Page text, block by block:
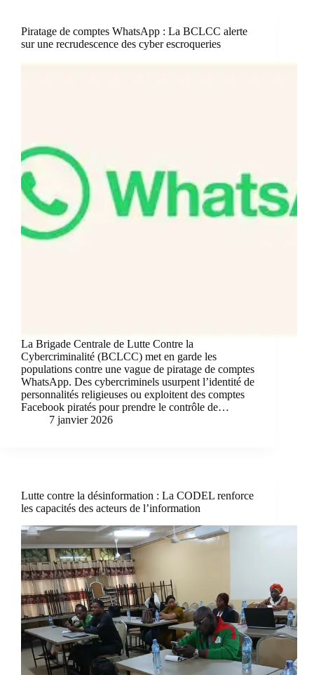
Piratage de comptes WhatsApp : La BCLCC alerte
sur une recrudescence des cyber escroqueries
La Brigade Centrale de Lutte Contre la
Cybercriminalité (BCLCC) met en garde les
populations contre une vague de piratage de comptes
WhatsApp. Des cybercriminels usurpent l’identité de
personnalités religieuses ou exploitent des comptes
Facebook piratés pour prendre le contrôle de…
7 janvier 2026
Lutte contre la désinformation : La CODEL renforce
les capacités des acteurs de l’information